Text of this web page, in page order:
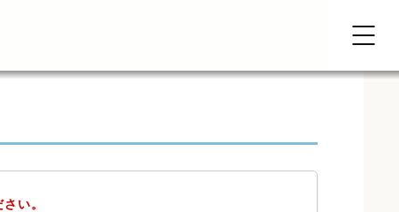
い。